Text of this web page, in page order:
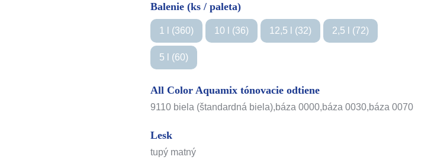
Balenie (ks / paleta)
1 l (360) 10 l (36) 12,5 l (32) 2,5 l (72)
5 l (60)
All Color Aquamix tónovacie odtiene
9110 biela (štandardná biela),báza 0000,báza 0030,báza 0070
Lesk
tupý matný